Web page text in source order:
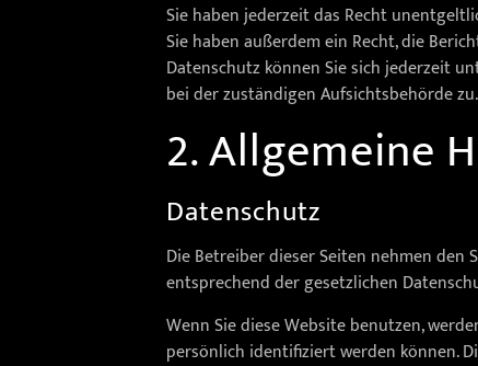
Sie haben jederzeit das Recht
Sie haben außerdem ein Recht, die
Datenschutz können Sie sich jederzeit
bei der zuständigen Aufsichtsbehörde zu.
2. Allgemeine
Datenschutz
Die Betreiber dieser Seiten nehmen
entsprechend der gesetzlichen
Wenn Sie diese Website benutzen,
persönlich identifiziert werden können.